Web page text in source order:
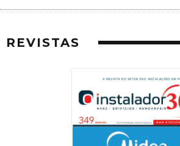
REVISTAS